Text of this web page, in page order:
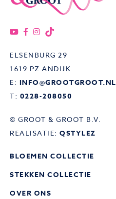
ELSENBURG 29
1619 PZ ANDIJK
E: INFO@GROOTGROOT.NL
T: 0228-208050
© GROOT & GROOT B.V.
REALISATIE: QSTYLEZ
BLOEMEN COLLECTIE
STEKKEN COLLECTIE
OVER ONS